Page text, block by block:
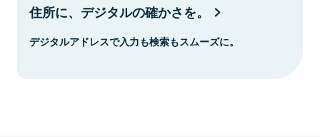
住所に、デジタルの確かさを。
デジタルアドレスで入力も検索もスムーズに。